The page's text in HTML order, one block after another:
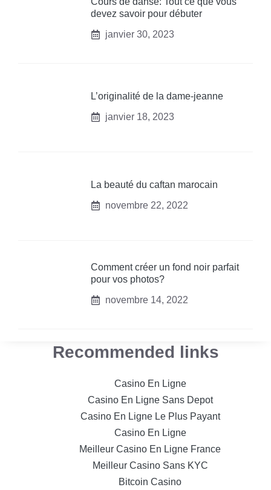
devez savoir pour débuter
janvier 30, 2023
L’originalité de la dame-jeanne
janvier 18, 2023
La beauté du caftan marocain
novembre 22, 2022
Comment créer un fond noir parfait
pour vos photos?
novembre 14, 2022
Recommended links
Casino En Ligne
Casino En Ligne Sans Depot
Casino En Ligne Le Plus Payant
Casino En Ligne
Meilleur Casino En Ligne France
Meilleur Casino Sans KYC
Bitcoin Casino